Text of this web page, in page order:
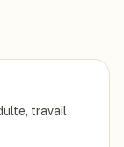
travail